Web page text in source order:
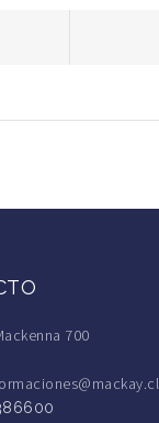
700